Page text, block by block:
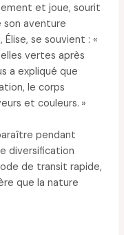
et joue, sourit
son aventure
se souvient : «
vertes après
a expliqué que
le corps
et couleurs. »
pendant
diversification
de transit rapide,
que la nature